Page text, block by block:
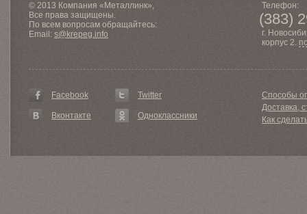
© 2013 Компания «Металлинк»,
Все права защищены.
По всем вопросам обращайтесь:
Email: s@krepeg.info
Телефон:
(383)
г.
корпус 2.
Facebook Twitter
Вконтакте Одноклассники
Способы
Доставка,
Как